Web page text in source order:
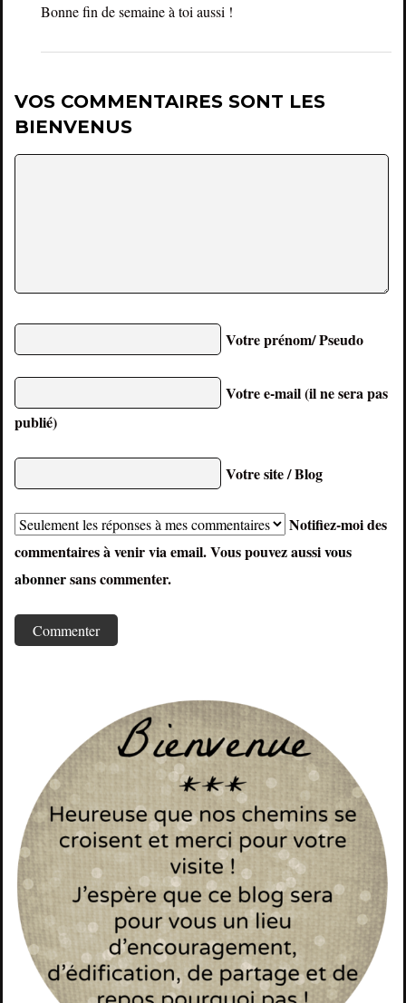
Bonne fin de semaine à toi aussi !
VOS COMMENTAIRES SONT LES
BIENVENUS
Votre prénom/ Pseudo
Votre e-mail (il ne sera pas
publié)
Votre site / Blog
Notifiez-moi des
commentaires à venir via email. Vous pouvez aussivous
abonnersans commenter.